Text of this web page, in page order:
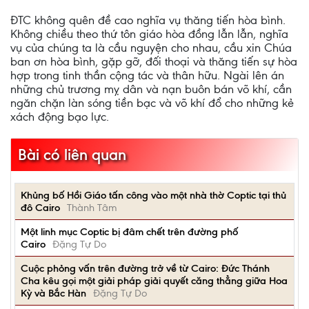
ĐTC không quên đề cao nghĩa vụ thăng tiến hòa bình.
Không chiều theo thứ tôn giáo hòa đồng lẫn lẫn, nghĩa
vụ của chúng ta là cầu nguyện cho nhau, cầu xin Chúa
ban ơn hòa bình, gặp gỡ, đối thoại và thăng tiến sự hòa
hợp trong tinh thần cộng tác và thân hữu. Ngài lên án
những chủ trương mỵ dân và nạn buôn bán võ khí, cần
ngăn chặn làn sóng tiền bạc và võ khí đổ cho những kẻ
xách động bạo lực.
Bài có liên quan
Khủng bố Hồi Giáo tấn công vào một nhà thờ Coptic tại thủ
đô Cairo Thành Tâm
Một linh mục Coptic bị đâm chết trên đường phố
Cairo Đặng Tự Do
Cuộc phỏng vấn trên đường trở về từ Cairo: Đức Thánh
Cha kêu gọi một giải pháp giải quyết căng thẳng giữa Hoa
Kỳ và Bắc Hàn Đặng Tự Do